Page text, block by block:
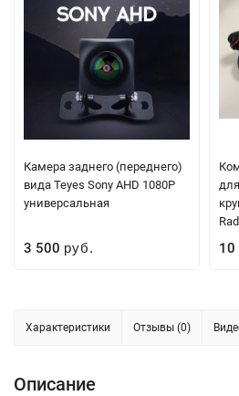
Камера заднего (переднего)
вида Teyes Sony AHD 1080P
универсальная
3 500 руб. 10
Характеристики Отзывы (0)
Описание